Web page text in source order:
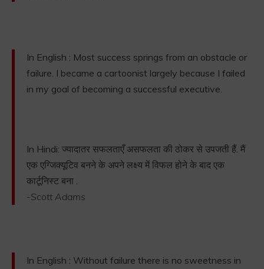
In English : Most success springs from an obstacle or
failure. I became a cartoonist largely because I failed
in my goal of becoming a successful executive.
In Hindi: ज्यादातर सफलताएँ असफलता की ठोकर से उपजती हैं. मैं
एक एग्जिक्यूटिव बनने के अपने लक्ष्य में विफल होने के बाद एक
कार्टूनिस्ट बना .
-Scott Adams
In English : Without failure there is no sweetness in